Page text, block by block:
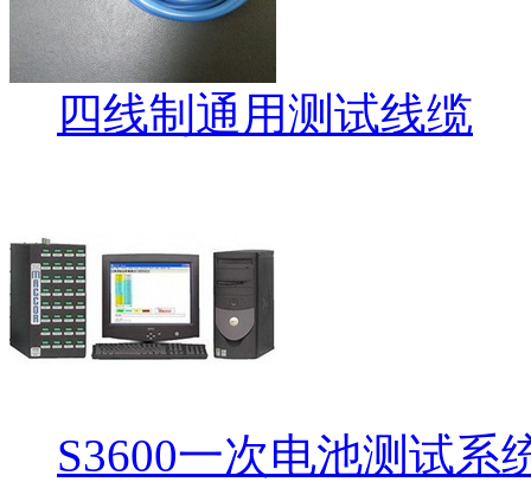
四线制通用测试线缆
S3600一次电池测试系